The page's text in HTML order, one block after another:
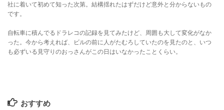
社に着いて初めて知った次第。結構揺れたはずだけど意外と分からないもの
です。
自転車に積んでるドラレコの記録を見てみたけど、周囲も大して変化がなか
った。今から考えれば、ビルの前に人がたむろしていたのを見たのと、いつ
も必ずいる見守りのおっさんがこの日はいなかったことくらい。
おすすめ